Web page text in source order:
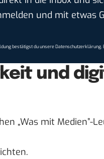
und mit etwas
bestätigst du unsereDatenschutzerklärung.
und
„Was mit Medien”-